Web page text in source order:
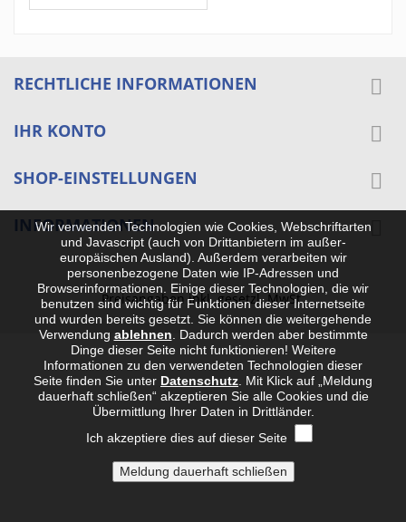
RECHTLICHE INFORMATIONEN 
IHR KONTO 
SHOP-EINSTELLUNGEN 
INFORMATIONEN 
Preisangaben inkl. gesetzl. MwSt.
Wir verwenden Technologien wie Cookies, Webschriftarten
und Javascript (auch von Drittanbietern im außer-
europäischen Ausland). Außerdem verarbeiten wir
personenbezogene Daten wie IP-Adressen und
Browserinformationen. Einige dieser Technologien, die wir
benutzen sind wichtig für Funktionen dieser Internetseite
und wurden bereits gesetzt. Sie können die weitergehende
Verwendung ablehnen
Dadurch werden aber bestimmte
Dinge dieser Seite nicht funktionieren! Weitere
Informationen zu den verwendeten Technologien dieser
Seite finden Sie unter Datenschutz . Mit Klick auf „Meldung
dauerhaft schließen“ akzeptieren Sie alle Cookies und die
Übermittlung Ihrer Daten in Drittländer.
Ich akzeptiere dies auf dieser Seite